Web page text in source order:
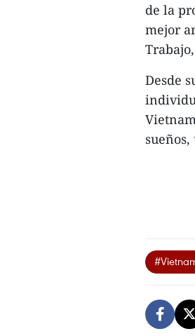
de la
mejor
Desde